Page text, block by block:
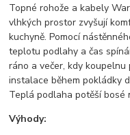
Topné rohože a kabely
vlhkých prostor zvyšují
kuchyně. Pomocí
teplotu podlahy a čas
ráno a večer, kdy koupelnu
instalace během pokládky
Teplá podlaha potěší bosé
Výhody: